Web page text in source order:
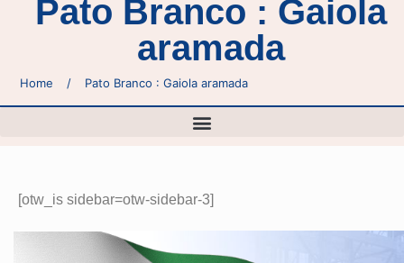
Pato Branco : Gaiola
aramada
Home / Pato Branco : Gaiola aramada
[otw_is sidebar=otw-sidebar-3]